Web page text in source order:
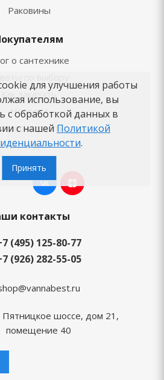
Раковины
о сантехнике
Как заказать
Новости
ответы
Бренды
контакты
(495) 125-80-77
(926) 282-55-05
Пятницкое шоссе, дом 21,
помещение 40
для улучшения работы
использование, вы
с обработкой данных в
с нашей Политикой
.
Принять